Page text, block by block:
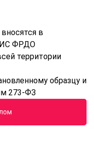
в
ФРДО
территории
образцу и
273-ФЗ